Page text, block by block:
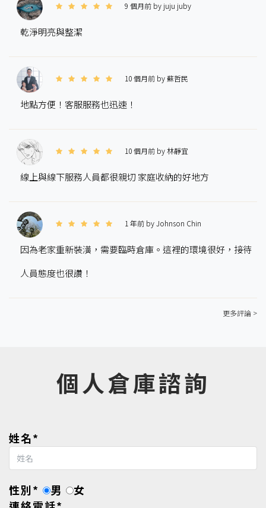
9 個月前 by juju juby
乾淨明亮與整潔
10 個月前 by 蘇哲民
地點方便！客服服務也迅速！
10 個月前 by 林靜宜
線上與線下服務人員都很親切 家庭收納的好地方
1 年前 by Johnson Chin
因為老家重新裝潢，需要臨時倉庫。這裡的環境很好，接待
人員態度也很讚！
更多評論 >
個人倉庫諮詢
姓名*
性別* 男
女